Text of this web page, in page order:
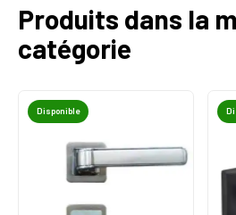
Produits dans la
catégorie
Disponible